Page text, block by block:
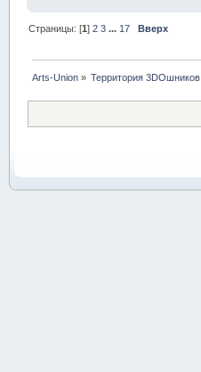
Страницы: [1]2 3 ... 17 Вверх
Arts-Union » Территория 3DOшников